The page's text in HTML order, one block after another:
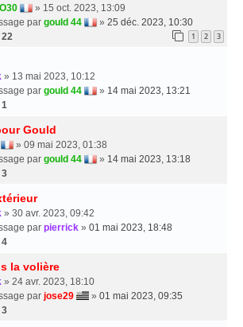
» 15 oct. 2023, 13:09
par gould 44 » 25 déc. 2023, 10:30
22 1 2 3
» 13 mai 2023, 10:12
par gould 44 » 14 mai 2023, 13:21
1
Gould
» 09 mai 2023, 01:38
par gould 44 » 14 mai 2023, 13:18
3
» 30 avr. 2023, 09:42
par pierrick » 01 mai 2023, 18:48
4
la volière
» 24 avr. 2023, 18:10
par jose29 » 01 mai 2023, 09:35
3